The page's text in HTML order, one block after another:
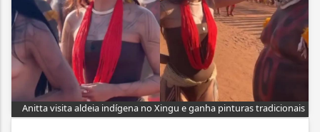
Anitta visita aldeia indígena no Xingu e ganha pinturas tradicionais